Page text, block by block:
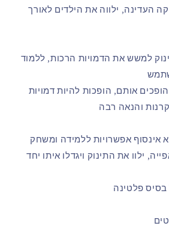
העדינה, ילווה את הילדים לאורך
למשש את הדמויות הרכות, ללמוד
אותם, הופכות להיות דמויות
והנאה רבה
אינסוף אפשרויות ללמידה ומשחק
ילוו את התינוק ויגדלו איתו יחד